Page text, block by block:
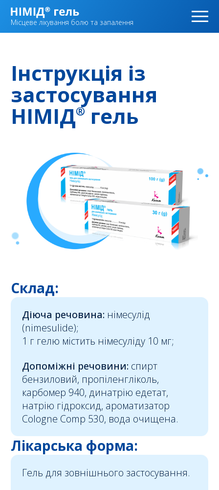
Місцеве лікування болю та запалення
Інструкція із
застосування
НІМІД®гель
Склад:
Діюча речовина: німесулід
(nimesulide);
1 г гелю містить німесуліду 10 мг;
Допоміжні речовини: спирт
бензиловий, пропіленгліколь,
карбомер 940, динатрію едетат,
натрію гідроксид, ароматизатор
Cologne Comp 530, вода очищена.
Лікарська форма:
Гель для зовнішнього застосування.